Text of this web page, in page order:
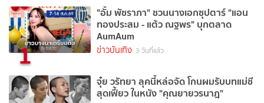
1
"อั้ม พัชราภา" ชวนนางเอกซุปตาร์ "แอน
ทองประสม - แต้ว ณฐพร" บุกตลาด
AumAum
ข่าวบันเทิง 3 วันที่แล้ว
จุ๋ย วรัทยา ลุคนี้หล่อจัด โกนผมรับบทแม่ชี
สุดเฟี้ยว ในหนัง "คุณยายวรนาฎ"